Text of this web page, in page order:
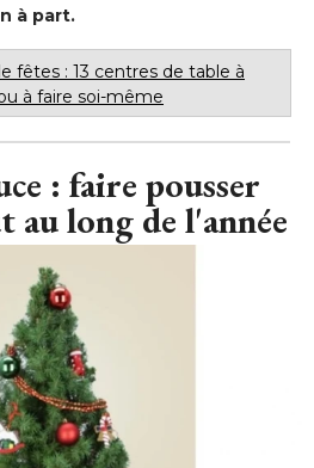
à part.
fêtes : 13 centres de table à
à faire soi-même
: faire pousser
au long de l'année